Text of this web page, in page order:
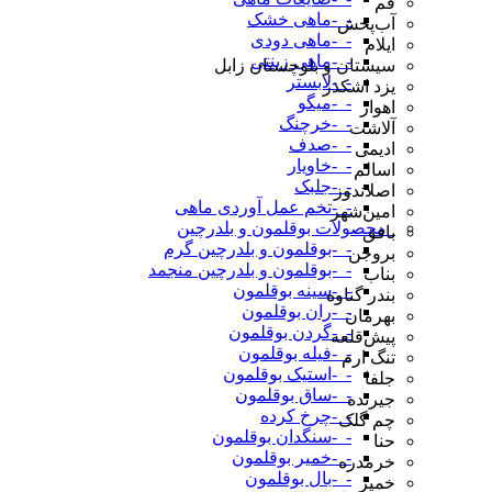
-_-ماهی خشک
-_-ماهی دودی
-_-ماهی زینتی
-_-لابستر
-_-میگو
-_-خرچنگ
-_-صدف
-_-خاویار
-_-جلبک
-_-تخم عمل آوردی ماهی
_محصولات بوقلمون و بلدرچین
-_-بوقلمون و بلدرچین گرم
-_-بوقلمون و بلدرچین منجمد
-_-سینه بوقلمون
-_-ران بوقلمون
-_-گردن بوقلمون
-_-فیله بوقلمون
-_-استیک بوقلمون
-_-ساق بوقلمون
-_-چرخ کرده
-_-سنگدان بوقلمون
-_-خمیر بوقلمون
-_-بال بوقلمون
آب‌پخش
ایلام
سیستان و بلوچستان زابل
یزد اشکذر
اهواز
آلاشت
ادیمی
اسالم
اصلاندوز
امین‌شهر
بافق
بروجن
بناب
بندر گناوه
بهرمان
پیش‌قلعه
تنگ ارم
جلفا
جیرنده
چم گلک
حنا
خرمدره
خمیر